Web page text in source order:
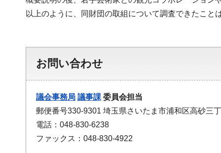
以上のように、同財団の取組について調査できたこ
お問い合わせ
議会事務局 議事課 委員会担当
郵便番号330-9301 埼玉県さいたま市浦和区高砂三
電話：048-830-6238
ファックス：048-830-4922